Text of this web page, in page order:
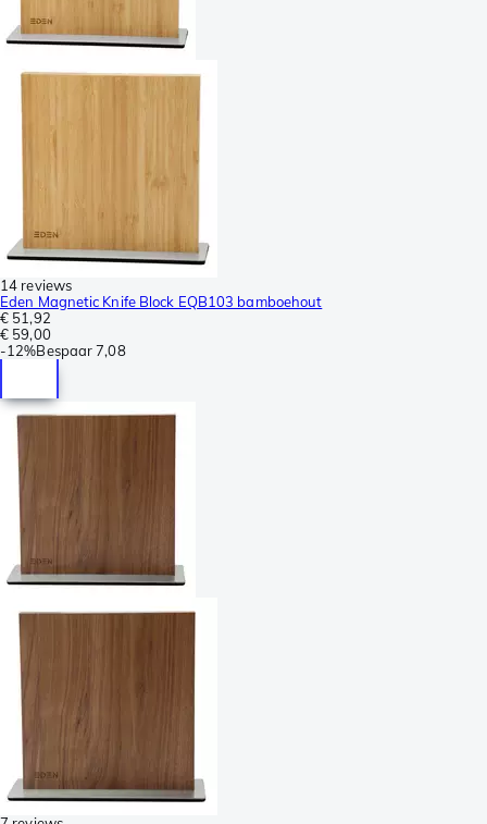
14 reviews
Eden Magnetic Knife Block EQB103 bamboehout
€ 51,92
€ 59,00
-12%Bespaar 7,08